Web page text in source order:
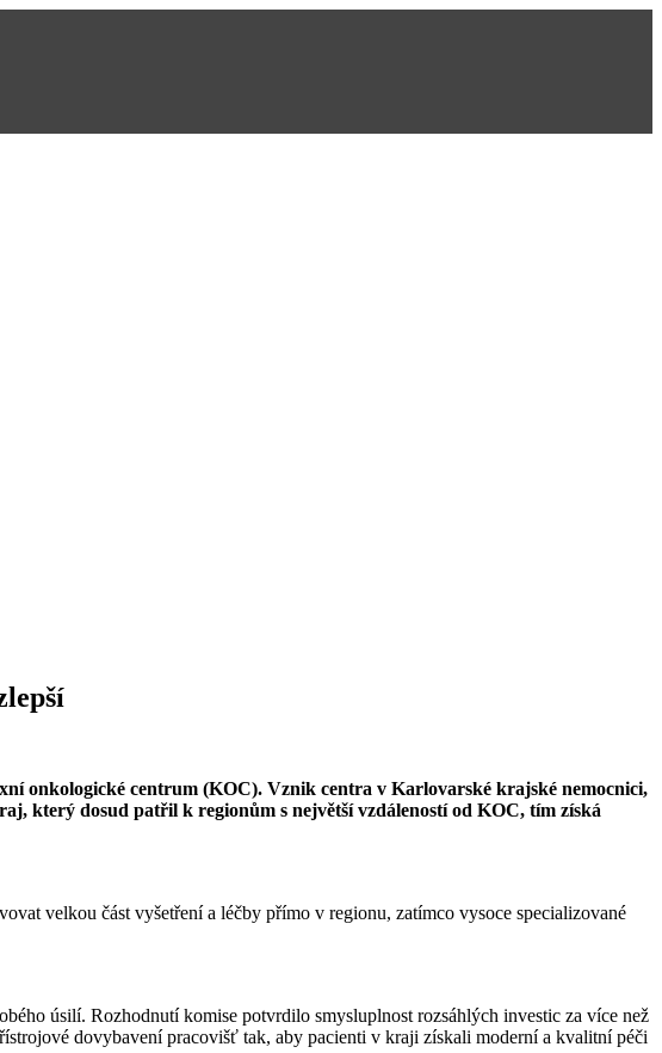
onkologické centrum (KOC). Vznik centra v Karlovarské krajské nemocnici,
který dosud patřil k regionům s největší vzdáleností od KOC, tím získá
velkou část vyšetření a léčby přímo v regionu, zatímco vysoce specializované
úsilí. Rozhodnutí komise potvrdilo smysluplnost rozsáhlých investic za více než
dovybavení pracovišť tak, aby pacienti v kraji získali moderní a kvalitní péči